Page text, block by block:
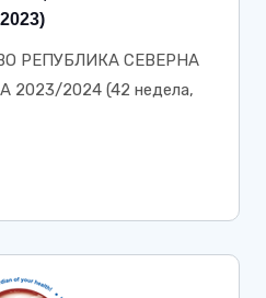
РЕПУБЛИКА СЕВЕРНА
2024 (42 недела,